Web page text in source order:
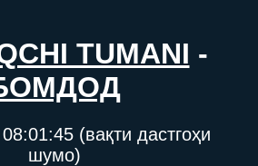
TUMANI -
08:01:45(вақти дастгоҳи
шумо)